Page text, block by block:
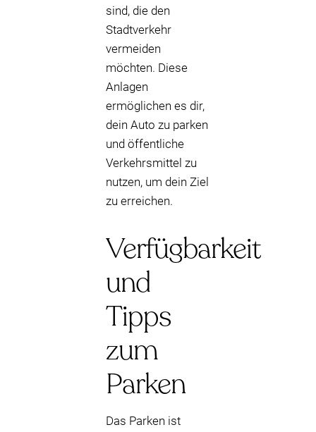
sind, die den
Stadtverkehr
vermeiden
möchten. Diese
Anlagen
ermöglichen es dir,
dein Auto zu parken
und öffentliche
Verkehrsmittel zu
nutzen, um dein Ziel
zu erreichen.
Verfügbarkeit
und
Tipps
zum
Parken
Das Parken ist